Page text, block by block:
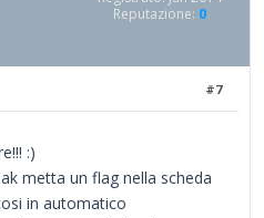
Reputazione: 0
#7
:)
metta un flag nella scheda
in automatico